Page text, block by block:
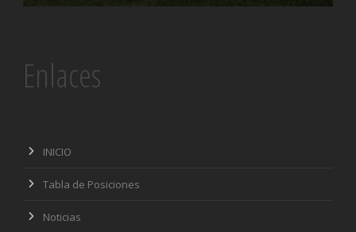
Enlaces
INICIO
Tabla de Posiciones
Noticias